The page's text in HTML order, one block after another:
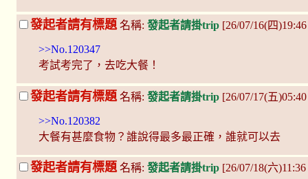
發起者請有標題 名稱: 發起者請掛trip [26/07/16(四
>>No.120347
考試考完了，去吃大餐！
發起者請有標題 名稱: 發起者請掛trip [26/07/17(五
>>No.120382
大餐有甚麼食物？誰說得最多最正確，誰就可以去
發起者請有標題名稱: 發起者請掛trip [26/07/18(六